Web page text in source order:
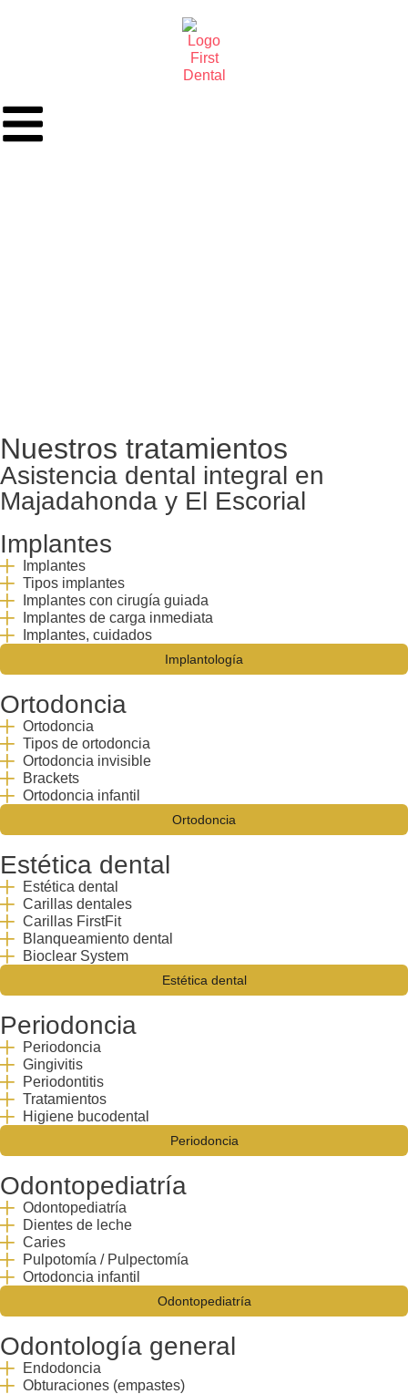
Nuestros tratamientos
Asistencia dental integral en
Majadahonda y El Escorial
Implantes
Implantes
Tipos implantes
Implantes con cirugía guiada
Implantes de carga inmediata
Implantes, cuidados
Implantología
Ortodoncia
Ortodoncia
Tipos de ortodoncia
Ortodoncia invisible
Brackets
Ortodoncia infantil
Ortodoncia
Estética dental
Estética dental
Carillas dentales
Carillas FirstFit
Blanqueamiento dental
Bioclear System
Estética dental
Periodoncia
Periodoncia
Gingivitis
Periodontitis
Tratamientos
Higiene bucodental
Periodoncia
Odontopediatría
Odontopediatría
Dientes de leche
Caries
Pulpotomía / Pulpectomía
Ortodoncia infantil
Odontopediatría
Odontología general
Endodoncia
Obturaciones (empastes)